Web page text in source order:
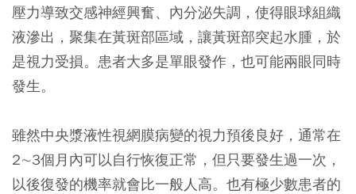
壓力導致交感神經興奮、內分泌失調，使得眼球組織
液滲出，聚集在黃斑部區域，讓黃斑部突起水腫，於
是視力受損。患者大多是單眼發作，也可能兩眼同時
發生。
雖然中央漿液性視網膜病變的視力預後良好，通常在
2∼3個月內可以自行恢復正常，但只要發生過一次，
以後復發的機率就會比一般人高。也有極少數患者的